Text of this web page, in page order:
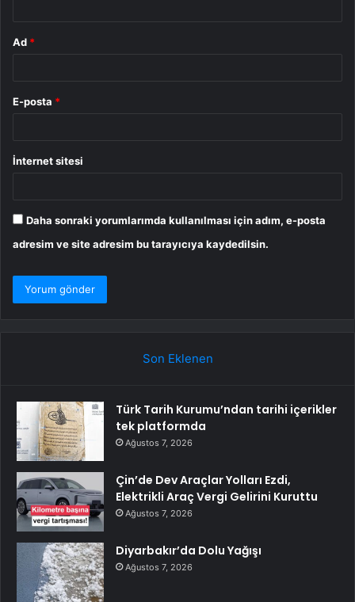
Ad *
E-posta *
İnternet sitesi
Daha sonraki yorumlarımda kullanılması için adım, e-posta
adresim ve site adresim bu tarayıcıya kaydedilsin.
Son Eklenen
Türk Tarih Kurumu’ndan tarihi içerikler
tek platformda
Ağustos 7, 2026
Çin’de Dev Araçlar Yolları Ezdi,
Elektrikli Araç Vergi Gelirini Kuruttu
Ağustos 7, 2026
Diyarbakır’da Dolu Yağışı
Ağustos 7, 2026